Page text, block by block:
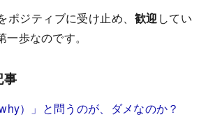
ジティブに受け止め、 歓迎してい
歩なのです。
事
）」と問うのが、ダメなのか？